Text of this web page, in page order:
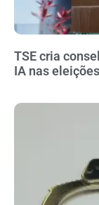
TSE cria
IA nas eleições